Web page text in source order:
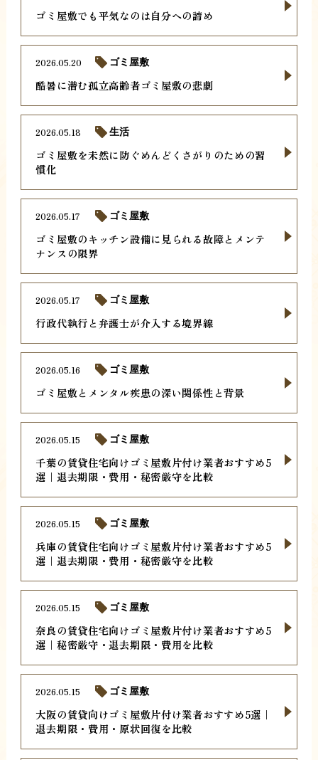
ゴミ屋敷でも平気なのは自分への諦め
酷暑に潜む孤立高齢者ゴミ屋敷の悲劇
2026.05.20 ゴミ屋敷
ゴミ屋敷を未然に防ぐめんどくさがりのための習
慣化
2026.05.18 生活
ゴミ屋敷のキッチン設備に見られる故障とメンテ
ナンスの限界
2026.05.17 ゴミ屋敷
行政代執行と弁護士が介入する境界線
2026.05.17 ゴミ屋敷
ゴミ屋敷とメンタル疾患の深い関係性と背景
2026.05.16 ゴミ屋敷
千葉の賃貸住宅向けゴミ屋敷片付け業者おすすめ5
選｜退去期限・費用・秘密厳守を比較
2026.05.15 ゴミ屋敷
兵庫の賃貸住宅向けゴミ屋敷片付け業者おすすめ5
選｜退去期限・費用・秘密厳守を比較
2026.05.15 ゴミ屋敷
奈良の賃貸住宅向けゴミ屋敷片付け業者おすすめ5
選｜秘密厳守・退去期限・費用を比較
2026.05.15 ゴミ屋敷
大阪の賃貸向けゴミ屋敷片付け業者おすすめ5選｜
退去期限・費用・原状回復を比較
2026.05.15 ゴミ屋敷